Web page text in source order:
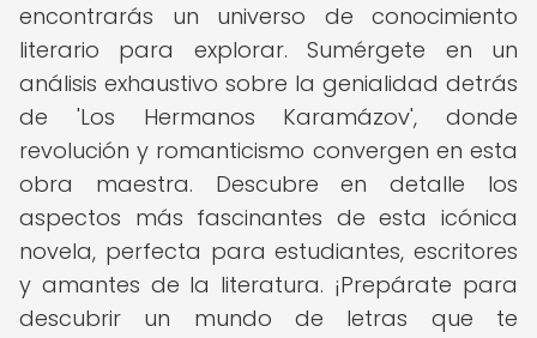
encontrarás un universo de conocimiento
literario para explorar. Sumérgete en un
análisis exhaustivo sobre la genialidad detrás
de 'Los Hermanos Karamázov', donde
revolución y romanticismo convergen en esta
obra maestra. Descubre en detalle los
aspectos más fascinantes de esta icónica
novela, perfecta para estudiantes, escritores
y amantes de la literatura. ¡Prepárate para
descubrir un mundo de letras que te